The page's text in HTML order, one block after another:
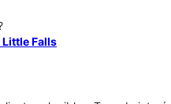
Little Falls